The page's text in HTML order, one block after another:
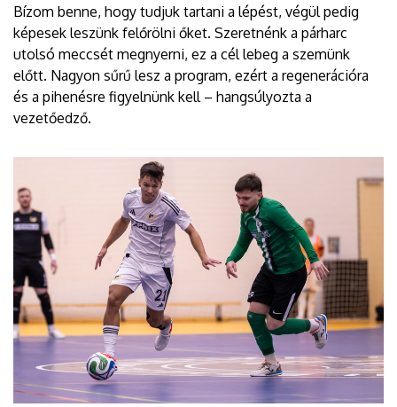
Bízom benne, hogy tudjuk tartani a lépést, végül pedig
képesek leszünk felőrölni őket. Szeretnénk a párharc
utolsó meccsét megnyerni, ez a cél lebeg a szemünk
előtt. Nagyon sűrű lesz a program, ezért a regenerációra
és a pihenésre figyelnünk kell – hangsúlyozta a
vezetőedző.